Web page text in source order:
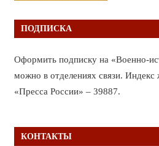
ПОДПИСКА
Оформить подписку на «Военно-
можно в отделениях связи. Индекс
«Пресса России» – 39887.
КОНТАКТЫ